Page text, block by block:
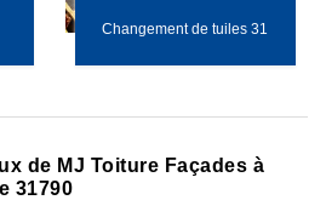
Changement de tuiles 31
de MJ Toiture Façades à
31790